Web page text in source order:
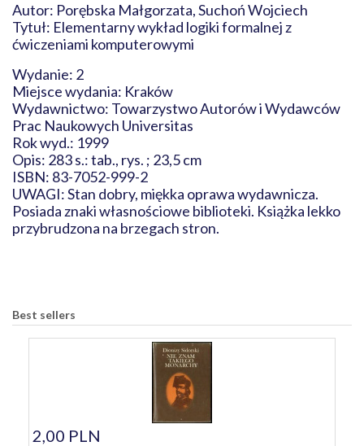
Autor: Porębska Małgorzata, Suchoń Wojciech
Tytuł: Elementarny wykład logiki formalnej z
ćwiczeniami komputerowymi
Wydanie: 2
Miejsce wydania: Kraków
Wydawnictwo: Towarzystwo Autorów i Wydawców
Prac Naukowych Universitas
Rok wyd.: 1999
Opis: 283 s.: tab., rys. ; 23,5 cm
ISBN: 83-7052-999-2
UWAGI: Stan dobry, miękka oprawa wydawnicza.
Posiada znaki własnościowe biblioteki. Książka lekko
przybrudzona na brzegach stron.
Best sellers
2,00 PLN